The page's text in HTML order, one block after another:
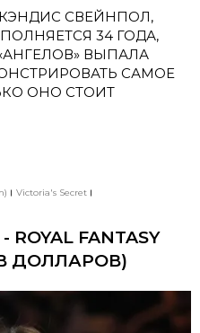
СВЕЙНПОЛ,
34 ГОДА,
ВЫПАЛА
САМОЕ
ОНО СТОИТ
Victoria's Secret
FANTASY
ДОЛЛАРОВ)